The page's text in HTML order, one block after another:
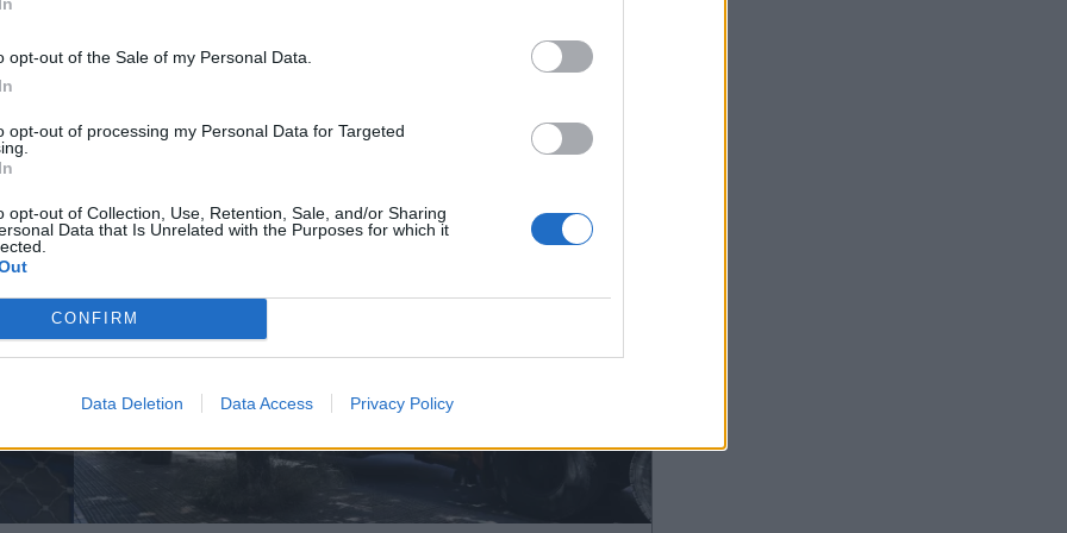
opt-out of the Sale of my Personal Data.
opt-out of processing my Personal Data for Targeted
opt-out of Collection, Use, Retention, Sale, and/or Sharing
Data that Is Unrelated with the Purposes for which it
CONFIRM
Data Deletion Data Access Privacy Policy
Αποδέχομαι τουςόρους χρήσης